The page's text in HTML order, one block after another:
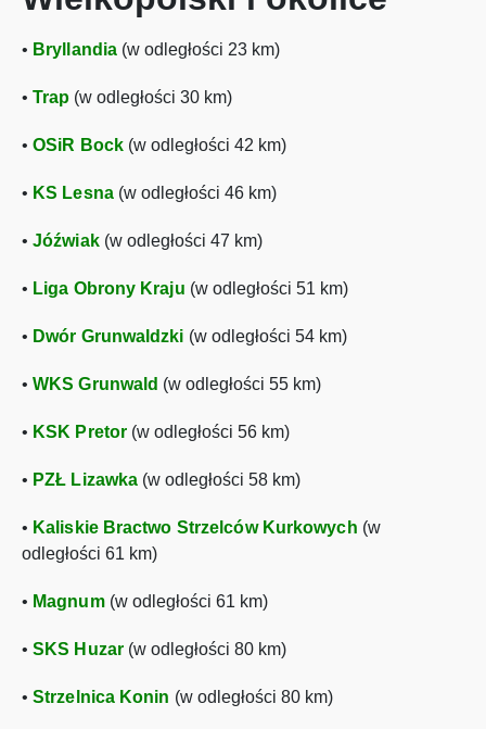
• Bryllandia (w odległości 23 km)
• Trap (w odległości 30 km)
• OSiR Bock(w odległości 42 km)
• KS Lesna(w odległości 46 km)
• Jóźwiak(w odległości 47 km)
• Liga Obrony Kraju (w odległości 51 km)
• Dwór Grunwaldzki (w odległości 54 km)
• WKS Grunwald (w odległości 55 km)
• KSK Pretor (w odległości 56 km)
• PZŁ Lizawka (w odległości 58 km)
• Kaliskie Bractwo Strzelców Kurkowych (w
odległości 61 km)
• Magnum(w odległości 61 km)
• SKS Huzar(w odległości 80 km)
• Strzelnica Konin (w odległości 80 km)